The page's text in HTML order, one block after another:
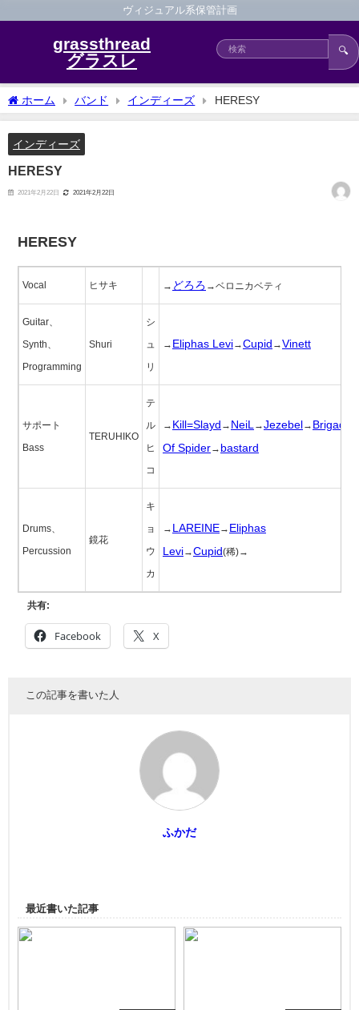
ヴィジュアル系保管計画
grassthread
グラスレ
🔍
ホーム バンド インディーズ HERESY
インディーズ
HERESY
2021年2月22日 2021年2月22日
HERESY
Vocal ヒサキ → どろろ →ベロニカベティ
Guitar、
Synth、
Programming
Shuri
シ
ュ
リ
→ Eliphas Levi→Cupid →Vinett
サポート
Bass
TERUHIKO
テ
ル
ヒ
コ
→ Kill=Slayd → NeiL →Jezebel → Brigade
Of Spider→ bastard
Drums、
Percussion
鏡花
キ
ョ
ウ
カ
→ LAREINE→ Eliphas
Levi→Cupid(稀)→
共有:
Facebook X
この記事を書いた人
ふかだ
最近書いた記事